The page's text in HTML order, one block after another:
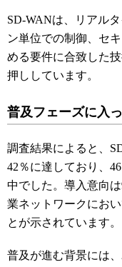
SD-WANは、リアル
ン単位での制御、セ
める要件に合致した
押ししています。
普及フェーズに入
調査結果によると、
42％に達しており、
中でした。導入意向
業ネットワークにお
とが示されています。
普及が進む背景には